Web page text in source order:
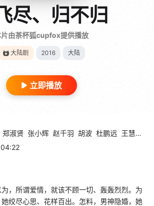
尽、归不归
由茶杯狐cupfox提供播放
大陆剧 2016 大陆
立即播放
郑淑贤 张小辉 赵千羽 胡波 杜鹏远 王慧丽
所谓爱情，就该不顾一切、轰轰烈烈。为
绞尽心思、花样百出。怎料，男神隐婚，她